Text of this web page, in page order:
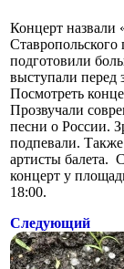
Концерт назвали
Ставропольского
подготовили
выступали перед
Посмотреть
Прозвучали
песни о России.
подпевали. Также
артисты балета.
концерт у
18:00.
Следующий